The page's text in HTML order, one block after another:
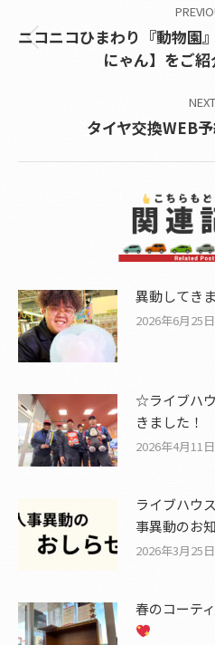
ニコニコひまわり『動物園
にゃん】をご
NEXT
タイヤ交換WEB
異動してき
2026年6月25日
☆ライブハ
きました！
2026年4月11日
ライブハウ
事異動のお
2026年3月25日
春のコーテ